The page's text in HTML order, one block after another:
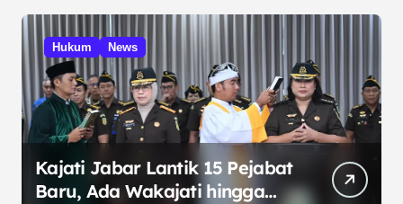
Hukum News
Kajati Jabar Lantik 15 Pejabat
Baru, Ada Wakajati hingga